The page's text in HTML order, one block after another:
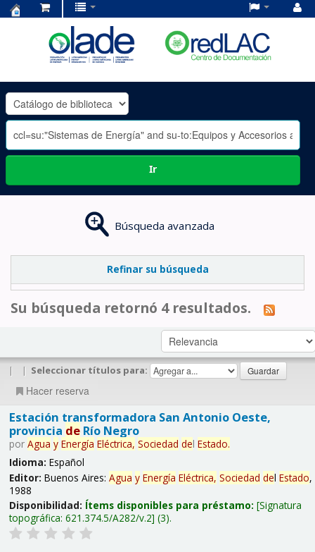
OLADE
-
Ir
Búsqueda avanzada
Refinar su búsqueda
Su búsqueda retornó 4 resultados.
| | Seleccionar títulos para:
Hacer reserva
Estación transformadora San Antonio Oeste,
provincia deRío Negro
por Agua y Energía Eléctrica, Sociedad del Estado.
Idioma: Español
Editor: Buenos Aires: Agua y Energía Eléctrica, Sociedad del Estado,
1988
Disponibilidad: Ítems disponibles para préstamo: Signatura
topográfica: 621.374.5/A282/v.2 (3).